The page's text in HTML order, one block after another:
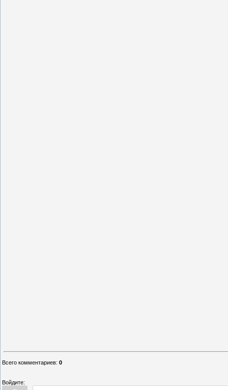
Всего комментариев: 0
Войдите: